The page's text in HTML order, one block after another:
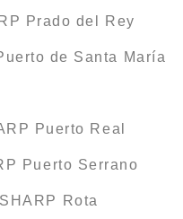
Prado del Rey
de Santa María
Puerto Real
Puerto Serrano
Rota